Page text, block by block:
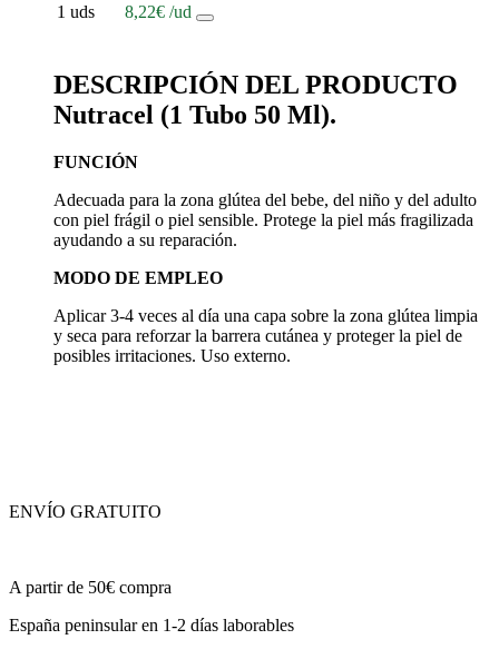
1 uds
8,22€ /ud
DESCRIPCIÓN DEL PRODUCTO
Nutracel (1 Tubo 50 Ml).
FUNCIÓN
Adecuada para la zona glútea del bebe, del niño y del adulto
con piel frágil o piel sensible. Protege la piel más fragilizada
ayudando a su reparación.
MODO DE EMPLEO
Aplicar 3-4 veces al día una capa sobre la zona glútea limpia
y seca para reforzar la barrera cutánea y proteger la piel de
posibles irritaciones. Uso externo.
ENVÍO GRATUITO
A partir de 50€ compra
España peninsular en 1-2 días laborables